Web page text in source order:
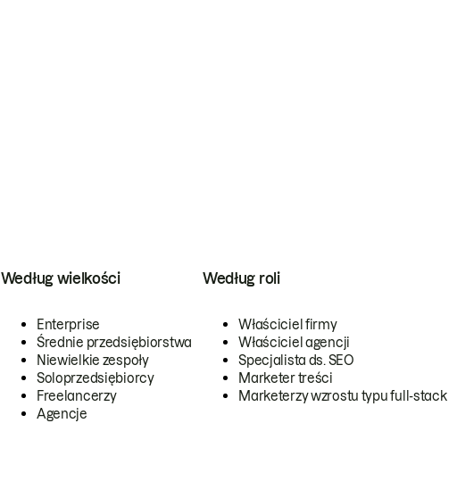
Według wielkości
Enterprise
Średnie przedsiębiorstwa
Niewielkie zespoły
Soloprzedsiębiorcy
Freelancerzy
Agencje
Według roli
Właściciel firmy
Właściciel agencji
Specjalista ds. SEO
Marketer treści
Marketerzy wzrostu typu full-stack